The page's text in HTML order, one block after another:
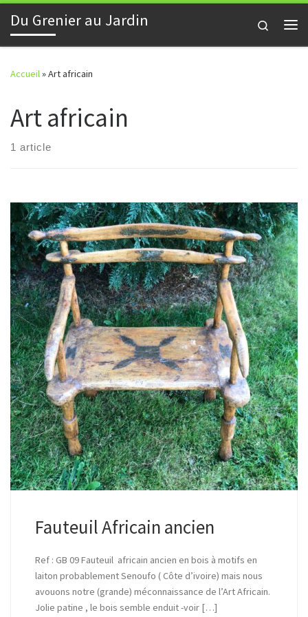
Skip to content
Du Grenier au Jardin
Search
Accueil»Art africain
Art africain
1 article
Fauteuil Africain ancien
Ref : GB 09 Fauteuil africain ancien en bois à motifs en
laiton probablement Senoufo ( Côte d’ivoire) mais nous
avouons notre (grande) méconnaissance de l’Art Africain.
Jolie patine , le bois semble enduit -voir […]